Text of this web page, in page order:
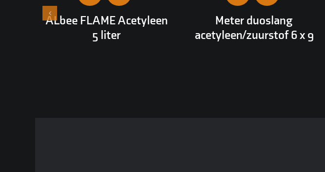
ALbee FLAME Acetyleen
5 liter
Meter duoslang
acetyleen/zuurstof 6 x 9